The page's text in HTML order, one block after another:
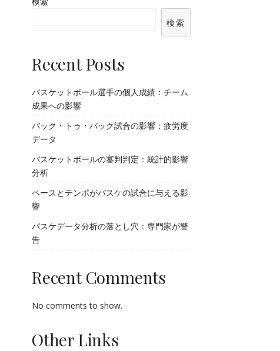
検索
Recent Posts
バスケットボール選手の個人成績：チーム
成果への影響
バック・トゥ・バック試合の影響：疲労度
データ
バスケットボールの審判判定：統計的影響
分析
ペースとテンポがバスケの試合に与える影
響
バスケデータ分析の落とし穴：専門家が警
告
Recent Comments
No comments to show.
Other Links